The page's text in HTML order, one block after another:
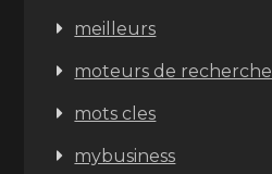
meilleurs
moteurs de recherche
mots cles
mybusiness